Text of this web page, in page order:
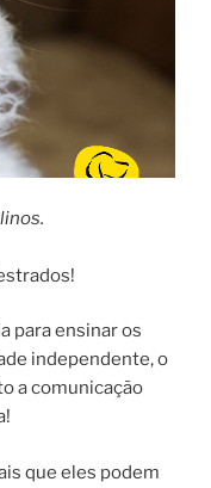
para ensinar os
independente, o
a comunicação
que eles podem